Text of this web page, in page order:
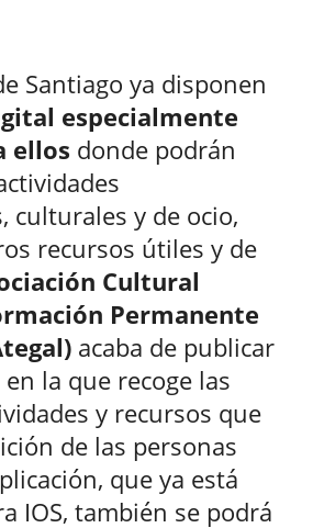
Santiago ya disponen
especialmente
ellos donde podrán
culturales y de ocio,
recursos útiles y de
Cultural
Permanente
acaba de publicar
en la que recoge las
y recursos que
de las personas
que ya está
IOS, también se podrá